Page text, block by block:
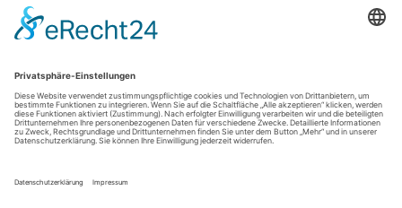
Impressum
AGB
Feedback